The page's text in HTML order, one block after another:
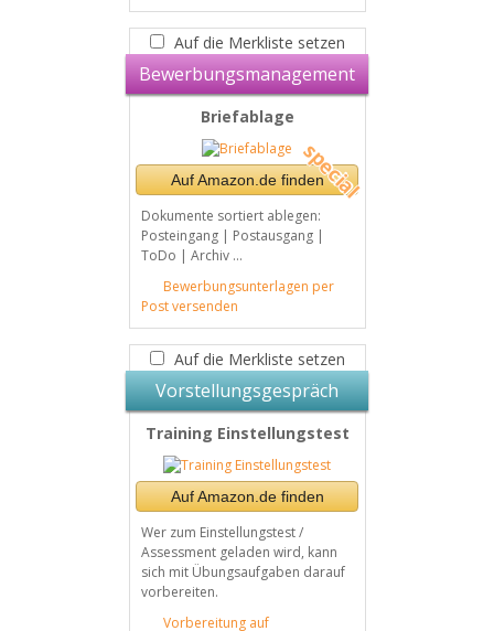
Auf die Merkliste setzen
Bewerbungsmanagement
Briefablage
Auf Amazon.de finden
Dokumente sortiert ablegen:
Posteingang | Postausgang |
ToDo | Archiv ...
Bewerbungsunterlagen per
Post versenden
Auf die Merkliste setzen
Vorstellungsgespräch
Training Einstellungstest
Auf Amazon.de finden
Wer zum Einstellungstest /
Assessment geladen wird, kann
sich mit Übungsaufgaben darauf
vorbereiten.
Vorbereitung auf